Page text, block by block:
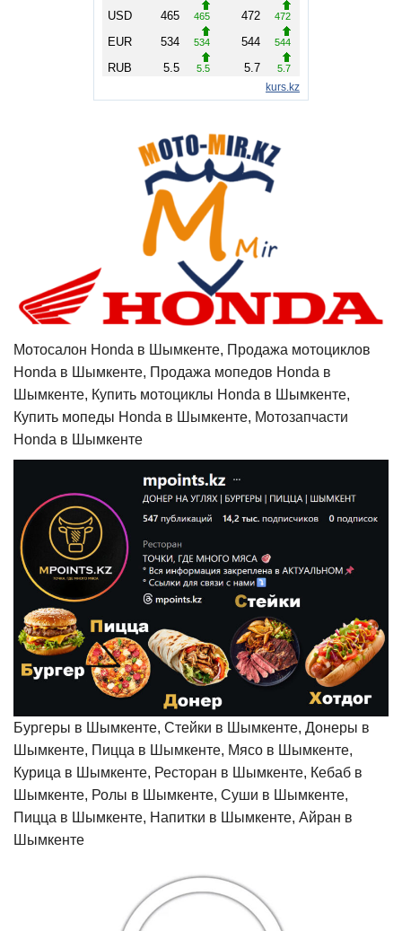
Мотосалон Honda в Шымкенте, Продажа мотоциклов
Honda в Шымкенте, Продажа мопедов Honda в
Шымкенте, Купить мотоциклы Honda в Шымкенте,
Купить мопеды Honda в Шымкенте, Мотозапчасти
Honda в Шымкенте
Бургеры в Шымкенте, Стейки в Шымкенте, Донеры в
Шымкенте, Пицца в Шымкенте, Мясо в Шымкенте,
Курица в Шымкенте, Ресторан в Шымкенте, Кебаб в
Шымкенте, Ролы в Шымкенте, Суши в Шымкенте,
Пицца в Шымкенте, Напитки в Шымкенте, Айран в
Шымкенте